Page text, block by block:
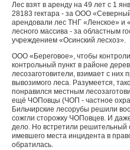
Лес взят в аренду на 49 лет с 1
28183 гектара - за ООО
арендовали лес ТНГ «Ленское» и
лесного массива - за област­ным
учреждением «Осинский лесхоз».
ООО «Береговое», чтобы
контрольный пункт в районе
лесоза­готовители, взимает с
вывозимого леса. Разумеется,
понравил­ся местным
ещё ЧОПовцы (ЧОП - част­ное
Бильчирские лесорубы решили
сожгли сторож­ку ЧОПовцев. И
дело. Но встретили решитель­ный
имевшего места инци­дента в
обратилась.